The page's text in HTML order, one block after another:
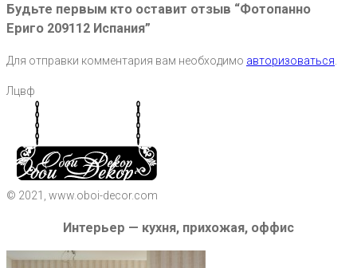
Будьте первым кто оставит отзыв “Фотопанно
Ериго 209112 Испания”
Для отправки комментария вам необходимо авторизоваться.
Лцвф
© 2021, www.oboi-decor.com
Интерьер — кухня, прихожая, оффис